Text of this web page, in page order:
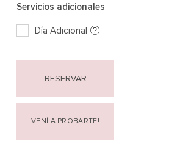
Servicios adicionales
Día Adicional
RESERVAR
VENÍ A PROBARTE!